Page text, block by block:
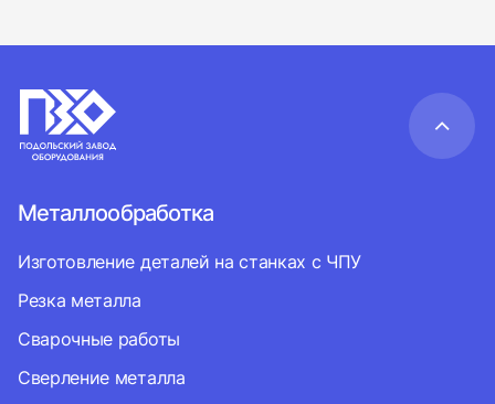
Металлообработка
Изготовление деталей на станках с ЧПУ
Резка металла
Сварочные работы
Сверление металла